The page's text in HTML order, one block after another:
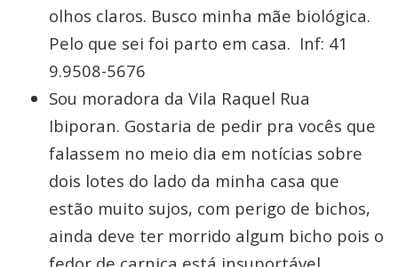
olhos claros. Busco minha mãe biológica.
Pelo que sei foi parto em casa. Inf: 41
9.9508-5676
Sou moradora da Vila Raquel Rua
Ibiporan. Gostaria de pedir pra vocês que
falassem no meio dia em notícias sobre
dois lotes do lado da minha casa que
estão muito sujos, com perigo de bichos,
ainda deve ter morrido algum bicho pois o